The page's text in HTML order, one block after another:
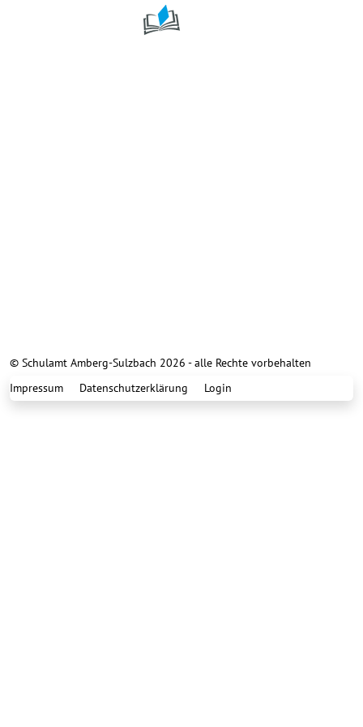
© Schulamt Amberg-Sulzbach 2026 - alle Rechte vorbehalten
Impressum
Datenschutzerklärung Login